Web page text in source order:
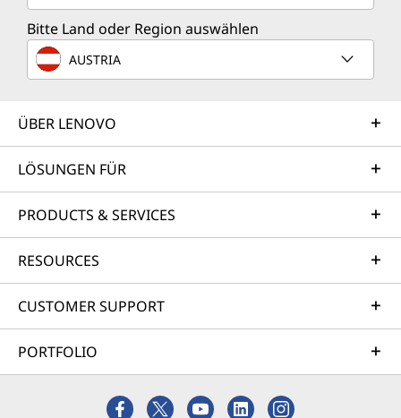
Bitte Land oder Region auswählen
AUSTRIA
ÜBER LENOVO
LÖSUNGEN FÜR
PRODUCTS & SERVICES
RESOURCES
CUSTOMER SUPPORT
PORTFOLIO